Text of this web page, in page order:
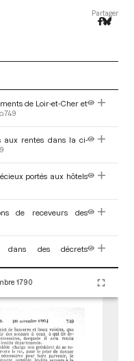
Partager
de Loir-et-Cher et
p.749
aux rentes dans la ci-
portés aux hôtels
de receveurs des
dans des décrets
deux lettres relatives
nationaux pp.753-754
1790